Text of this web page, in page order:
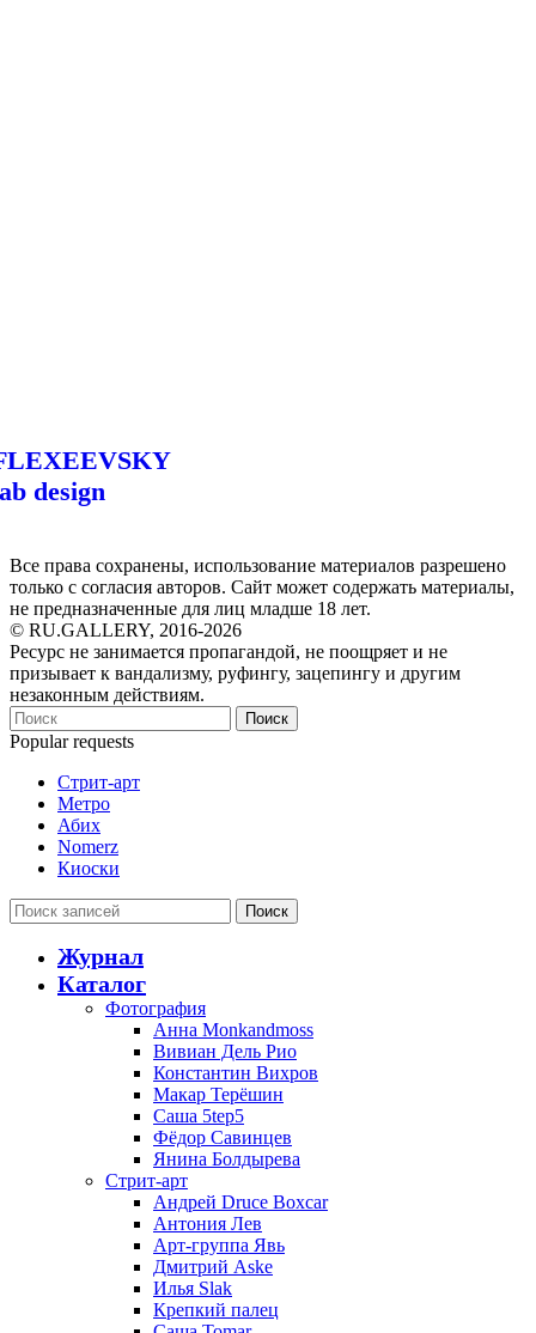
design
Все права сохранены, использование материалов разрешено
только с согласия авторов. Сайт может содержать материалы,
не предназначенные для лиц младше 18 лет.
© RU.GALLERY, 2016-2026
Ресурс не занимается пропагандой, не поощряет и не
призывает к вандализму, руфингу, зацепингу и другим
незаконным действиям.
Поиск
Popular requests
Стрит-арт
Метро
Абих
Nomerz
Киоски
Поиск
Журнал
Каталог
Фотография
Анна Monkandmoss
Вивиан Дель Рио
Константин Вихров
Макар Терёшин
Саша 5tep5
Фёдор Савинцев
Янина Болдырева
Стрит-арт
Андрей Druce Boxcar
Антония Лев
Арт-группа Явь
Дмитрий Aske
Илья Slak
Крепкий палец